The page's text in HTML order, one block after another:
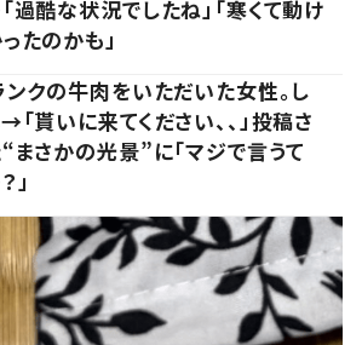
過酷な状況でしたね」「寒くて動け
たのかも」
クの牛肉をいただいた女性。し
「貰いに来てください、、」投稿さ
まさかの光景”に「マジで言うて
」